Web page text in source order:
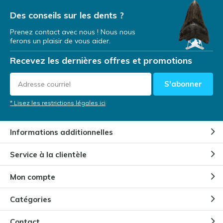
5 / 5
Prachtig vriendelijke mensen en snelle service.
Product was super en waar voor mijn geld.
Des conseils sur les dents ?
Prenez contact avec nous ! Nous nous
ferons un plaisir de vous aider.
Recevez les dernières offres et promotions
S'abonner
* Lisez les restrictions légales ici
Informations additionnelles
Service à la clientèle
Mon compte
Catégories